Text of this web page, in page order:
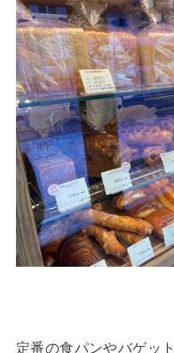
定番の食パンやバゲッ